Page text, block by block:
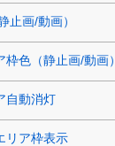
静止画/動画）
枠色 （静止画/動画）
自動消灯
リア枠表示